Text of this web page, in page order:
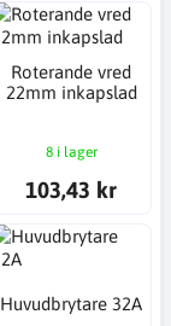
Roterande vred
22mm inkapslad
8 i lager
103,43 kr
Huvudbrytare 32A